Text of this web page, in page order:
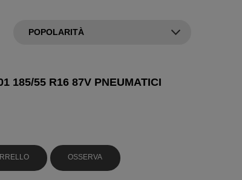
185/55 R16 87V PNEUMATICI
OSSERVA